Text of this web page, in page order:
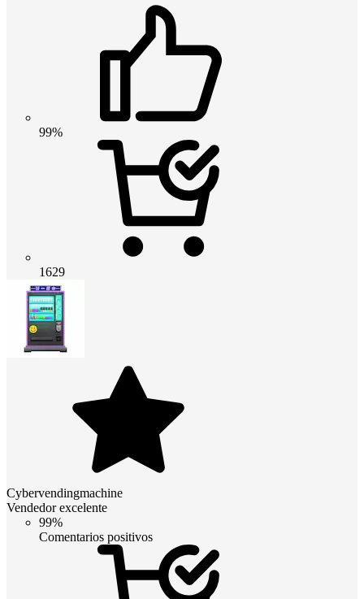
99%
1629
Cybervendingmachine
Vendedor excelente
99%
Comentarios positivos